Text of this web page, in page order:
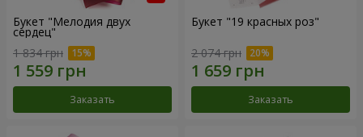
Букет "Мелодия двух
сердец"
1 834 грн
Заказать
Букет "19 красных роз"
2 074 грн
Заказать